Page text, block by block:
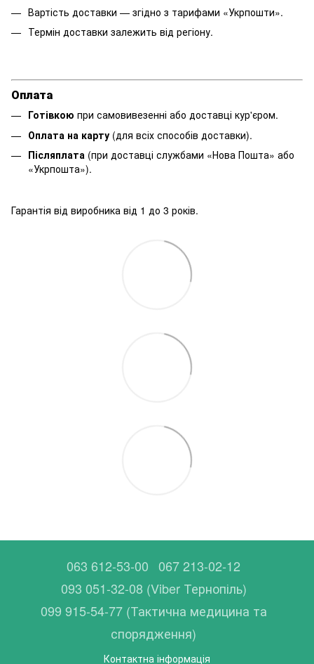
Вартість доставки — згідно з тарифами «Укрпошти».
Термін доставки залежить від регіону.
Оплата
Готівкою при самовивезенні або доставці кур'єром.
Оплата на карту (для всіх способів доставки).
Післяплата (при доставці службами «Нова Пошта» або
«Укрпошта»).
Гарантія від виробника від 1 до 3 років.
063 612-53-00 067 213-02-12
093 051-32-08 (Viber Тернопіль)
099 915-54-77 (Тактична медицина та
спорядження)
Контактна інформація